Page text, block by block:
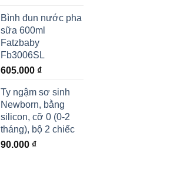
Bình đun nước pha
sữa 600ml
Fatzbaby
Fb3006SL
605.000 ₫
Ty ngậm sơ sinh
Newborn, bằng
silicon, cỡ 0 (0-2
tháng), bộ 2 chiếc
90.000 ₫